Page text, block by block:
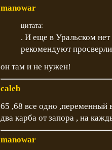
manowar
цитата:
. И еще в Уральском
рекомендуют
он там и не нужен!
caleb
65 ,68 все одно ,переменный
два карба от запора , на
manowar